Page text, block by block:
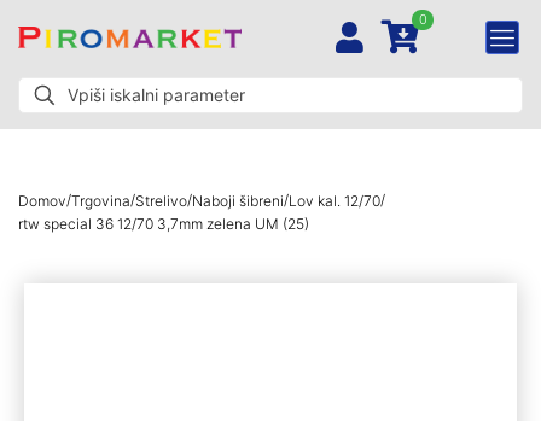
0
Domov/Trgovina/Strelivo/Naboji šibreni/Lov kal. 12/70/
rtw special 36 12/70 3,7mm zelena UM (25)